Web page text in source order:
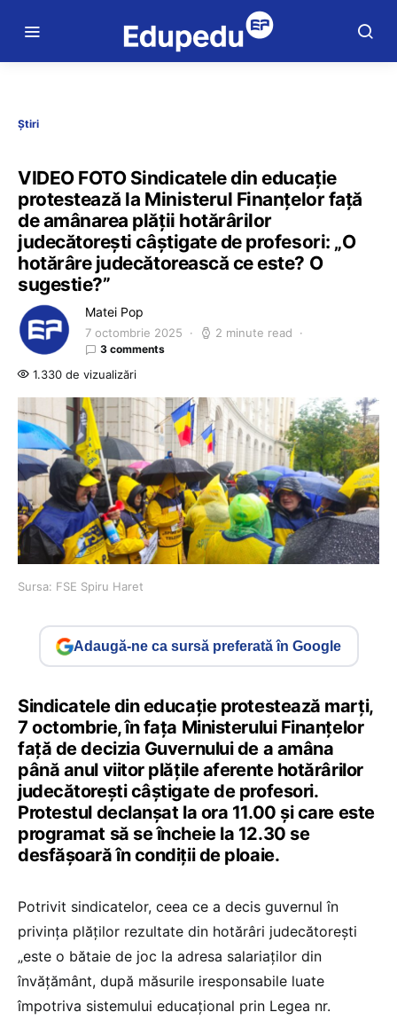
Știri
VIDEO FOTO Sindicatele din educație
protestează la Ministerul Finanțelor față
de amânarea plății hotărârilor
judecătorești câștigate de profesori: „O
hotărâre judecătorească ce este? O
sugestie?”
Matei Pop
7 octombrie 2025 2 minute read
3 comments
1.330 de vizualizări
Sursa: FSE Spiru Haret
Adaugă-ne ca sursă preferată în Google
Sindicatele din educație protestează marți,
7 octombrie, în fața Ministerului Finanțelor
față de decizia Guvernului de a amâna
până anul viitor plățile aferente hotărârilor
judecătorești câștigate de profesori.
Protestul declanșat la ora 11.00 și care este
programat să se încheie la 12.30 se
desfășoară în condiții de ploaie.
Potrivit sindicatelor, ceea ce a decis guvernul în
privința plăților rezultate din hotărâri judecătorești
„este o bătaie de joc la adresa salariaților din
învățământ, după măsurile iresponsabile luate
împotriva sistemului educațional prin Legea nr.